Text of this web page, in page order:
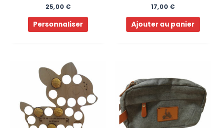
25,00 €
Personnaliser
17,00 €
Ajouter au panier